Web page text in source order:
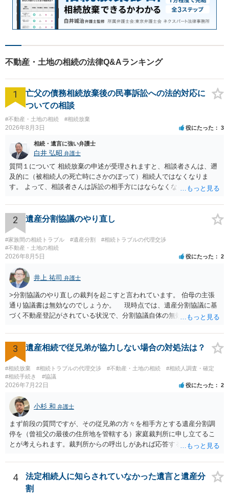
不動産・土地の相続の法律Q&Aランキング
1
亡父の債務相続放棄後の民事訴訟への法的対応に
ついての相談
#不動産・土地の相続 #相続放棄
2026年8月3日 役にたった 3
相続・遺言に強い弁護士
白井 弘昭 弁護士
質問１について 相続放棄の申述が受理されますと、相談者さんは、遡
及的に（被相続人の死亡時にさかのぼって）相続人ではなくなりま
す。 よって、相談者さんは訴訟の相手方にはならなくなるので（明け
理証明を家庭裁判所で取得し、コピーを答弁書に添えて裁判所に提出
してください。 質問２について 請求棄却を求める答弁書を提出すれ
ば、第１回期日は出席する必要がありません。その日は差支え（用事
があり出席できない）との記載で十分です。 質問３について 弁護士で
はないので、ｍｉｎｔｓでの提出の必要は無いと思います。郵送（期
限までに届けばよい）で十分です。 詳細は、書面記載の裁判所書記官
にお問い合わせください。 以上、ご参考まで。
2 遺産分割協議のやり直し
#家族間の相続トラブル #遺産分割
#相続トラブルの代理交渉
#不動産・土地の相続
2026年8月5日 役にたった 2
井上 祐司 弁護士
>分割協議のやり直しの裁判を起こすと言われています。 伯母の主張
通り協議書は無効なのでしょうか。 現時点では、遺産分割協議に基
づく不動産登記がされている状況で、分割協議自体の無効を裁判所が
方の訴訟の主張及び立証次第ですが、 ・御祖母様の認知能力に関する
医師の意見書、筆跡鑑定 が提出されればその効力が否定される可能性
はありますが、 ・伯母様自身が分割協議に加わっていること ・御祖母
様の意に反する遺産分割協議を行う実益が誰にあったかの立証が困難
であること からすると、実際に遺産分割協議の効力が否定される可能
性はそれほど高くない（立証のハードルは非常に高い）ということが
言えると思います。
3 遺産相続で従兄弟が協力しない場合の対処法は？
#相続放棄 #相続トラブルの代理交渉 #不動産・土地の相続
#相続人調査・確定
#相続手続き
#協議
2026年7月22日 役にたった 2
小杉 和 弁護士
まず前段の質問ですが、その従兄弟の方々を相手方とする遺産分割調
停を（曾祖父の最後の住所地を管轄する）家庭裁判所に申し立てるこ
とが考えられます。裁判所からの呼出しがあれば応答する可能性がま
能と思われます。時間が思った以上にないので必要書類をてきぱきと
揃える必要があります。その点是非御注意ください。
4
法定相続人に知らされていなかった遺言と遺産分
割